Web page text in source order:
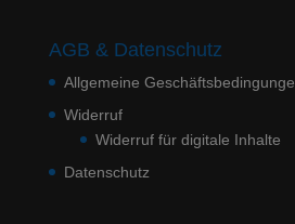
AGB & Datenschutz
Allgemeine
Widerruf
Widerruf für digitale Inhalte
Datenschutz